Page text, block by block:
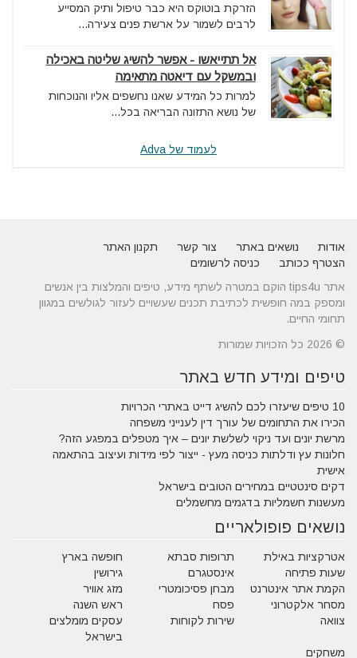
הזרקת בוטוקס היא כבר טיפול ותיק המסייע
לרבים לשמור על ארשת פנים צעירה...
אל תתייאשו - אפשר להשיג שליטה באכילה
ובמשקל עם דיאטה מתאימה
למרות כל המידע שאנו נחשפים אליו והנוכחות
של נושא התזונה הבריאה בכל...
לעמוד של Adva
אודות נושאים באתר צור קשר
תקנון האתר
הצטרף ככותב
כניסה לרשומים
אתר tips4u הוקם במטרה לשתף מידע, טיפים והמלצות בין אנשים
ומספק במה חופשית לכתיבת תכנים שעשויים לעזור לגולשים במגוון
תחומי החיים.
© 2026 כל הזכויות שמורות
טיפים ומידע חדש באתר
10 טיפים שיעזרו לכם להשיג דייט באתרי הכרויות
הכירו את התחומים של עורך דין לענייני משפחה
מרשת יונים ועד ניקוי לשלשת יונים – איך מטפלים במפגע הזה?
חלונות עץ ודלתות כניסה מעץ - ייצור לפי מידות ועיצוב בהתאמה
אישית
דקים סינטטיים במחירים הטובים בישראל
מעשנות חשמליות בדגמים מחשמלים
נושאים פופולאריים
אטרקציות באילת תרופות סבתא
חופשה בארץ
שעות פתיחה
אינסטגרם
גירושין
הקמת אתר אינטרנט
מבחן פסיכומטרי
מזג אוויר
מסחר אלקטרוני
פסח
ראש השנה
צוואה
שירות לקוחות
עסקים מומלצים
בישראל
משחקים